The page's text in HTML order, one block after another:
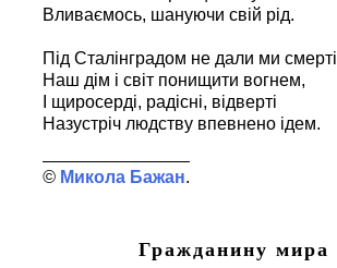
Вливаємось, шануючи свій рід.
Під Сталінградом не дали ми смерті
Наш дім і світ понищити вогнем,
І щиросерді, радісні, відверті
Назустріч людству впевнено ідем.
Микола Бажан
Гражданину мира